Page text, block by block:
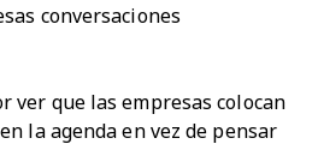
conversaciones
ver que las empresas colocan
la agenda en vez de pensar